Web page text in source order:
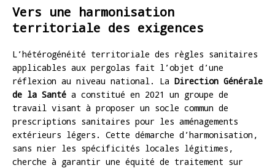
Vers une harmonisation
territoriale des exigences
L’hétérogénéité territoriale des règles sanitaires
applicables aux pergolas fait l’objet d’une
réflexion au niveau national. La Direction Générale
de la Santé a constitué en 2021 un groupe de
travail visant à proposer un socle commun de
prescriptions sanitaires pour les aménagements
extérieurs légers. Cette démarche d’harmonisation,
sans nier les spécificités locales légitimes,
cherche à garantir une équité de traitement sur